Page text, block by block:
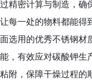
过精密计算与制造，确
让每一处的物料都能得
面选用的优秀不锈钢材
能，有效应对碳酸钾生
粘附，保障干燥过程的